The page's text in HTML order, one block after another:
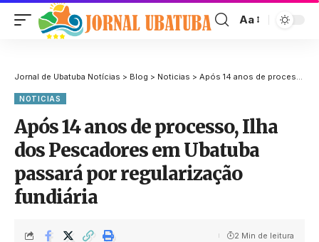
Aa
Jornal de Ubatuba Notícias > Blog > Noticias > Após 14 anos de processo, Ilha dos Pescadores em Ubatuba passará por regularização fundiária
NOTICIAS
Após 14 anos de processo, Ilha
dos Pescadores em Ubatuba
passará por regularização
fundiária
2 Min de leitura